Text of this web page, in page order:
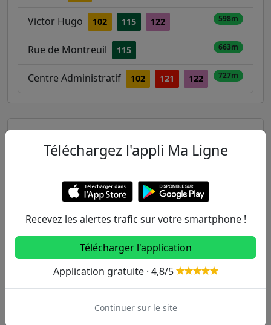
Victor Hugo 102 115 122 598m
Rue de Montreuil 115 663m
Centre Administratif 102 121 122 727m
Autres lignes
Metro
2 3 3B 4
5 6 7 7B 8
9 10 11 12 13
14
Téléchargez l'appli Ma Ligne
Recevez les alertes trafic sur votre smartphone !
Télécharger l'application
Application gratuite · 4,8/5
Continuer sur le site